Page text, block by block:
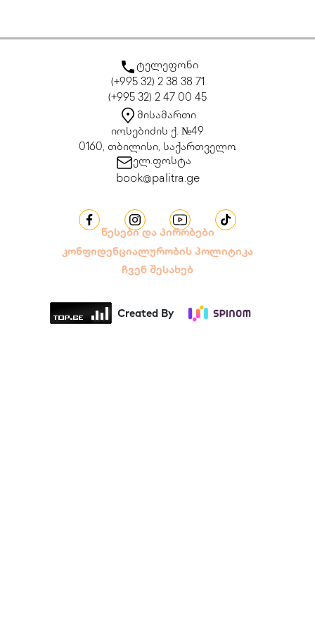
ტელეფონი
(+995 32) 2 38 38 71
(+995 32) 2 47 00 45
მისამართი
იოსებიძის ქ. №49
0160, თბილისი, საქართველო
ელ.ფოსტა
book@palitra.ge
წესები და პირობები
კონფიდენციალურობის პოლიტიკა
ჩვენ შესახებ
Created By